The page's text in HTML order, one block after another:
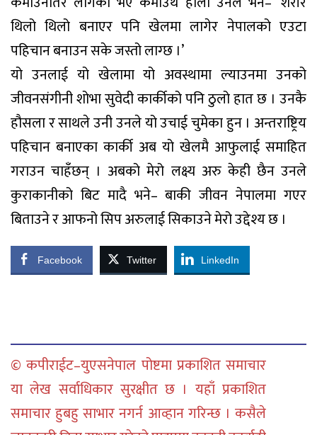
थिलो थिलो बनाएर पनि खेलमा लागेर नेपालको एउटा
पहिचान बनाउन सके जस्तो लाग्छ ।’
यो उनलाई यो खेलामा यो अवस्थामा ल्याउनमा उनको
जीवनसंगीनी शोभा सुवेदी कार्कीको पनि ठुलो हात छ । उनकै
हौसला र साथले उनी उनले यो उचाई चुमेका हुन । अन्तराष्ट्रिय
पहिचान बनाएका कार्की अब यो खेलमै आफुलाई समाहित
गराउन चाहँछन् । अबको मेरो लक्ष्य अरु केही छैन उनले
कुराकानीको बिट मादै भने– बाकी जीवन नेपालमा गएर
बिताउने र आफनो सिप अरुलाई सिकाउने मेरो उद्देश्य छ ।
Facebook Twitter LinkedIn
© कपीराईट–युएसनेपाल पोष्टमा प्रकाशित समाचार
या लेख सर्वाधिकार सुरक्षीत छ । यहाँ प्रकाशित
समाचार हुबहु साभार नगर्न आव्हान गरिन्छ । कसैले